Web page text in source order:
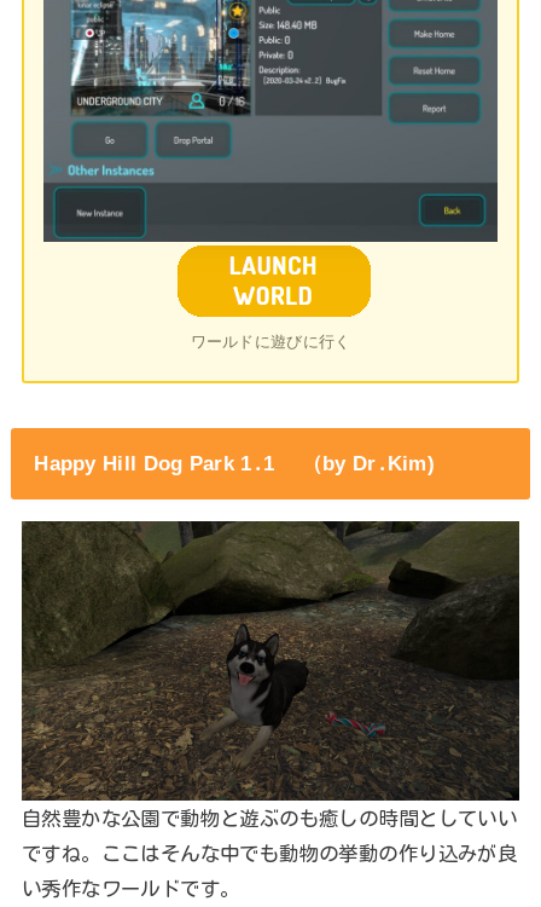
ワールドに遊びに行く
Happy Hill Dog Park 1․1 （by Dr․Kim)
自然豊かな公園で動物と遊ぶのも癒しの時間としていい
ですね。ここはそんな中でも動物の挙動の作り込みが良
い秀作なワールドです。